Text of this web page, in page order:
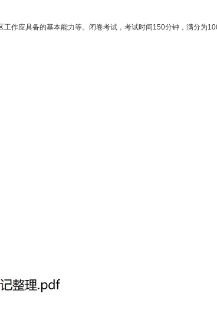
作应具备的基本能力等。闭卷考试，考试时间150分钟，满分为